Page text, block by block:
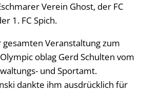
Verein Ghost, der FC
1. FC Spich.
Veranstaltung zum
oblag Gerd Schulten vom
und Sportamt.
dankte ihm ausdrücklich für